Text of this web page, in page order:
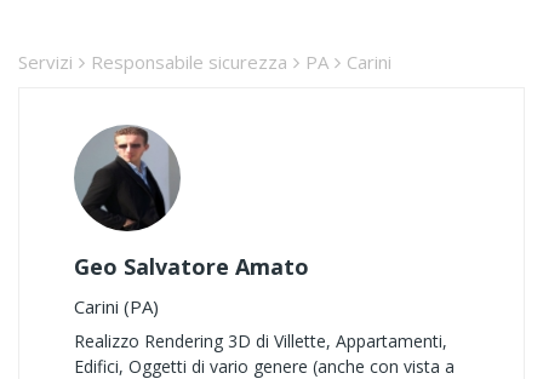
Servizi Responsabile sicurezza PA Carini
Geo Salvatore Amato
Carini (PA)
Realizzo Rendering 3D di Villette, Appartamenti,
Edifici, Oggetti di vario genere (anche con vista a